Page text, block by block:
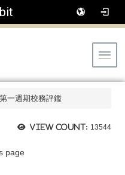
一週期校務評鑑
View count: 13544
page